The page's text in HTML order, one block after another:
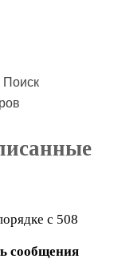
Поиск
с 508
сообщения